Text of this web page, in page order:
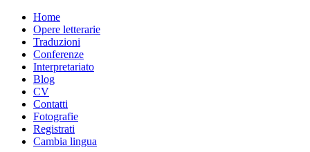
Home
Opere letterarie
Traduzioni
Conferenze
Interpretariato
Blog
CV
Contatti
Fotografie
Registrati
Cambia lingua